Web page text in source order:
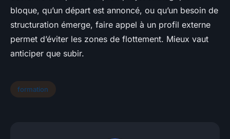
bloque, qu’un départ est annoncé, ou qu’un besoin de
structuration émerge, faire appel à un profil externe
permet d’éviter les zones de flottement. Mieux vaut
anticiper que subir.
formation